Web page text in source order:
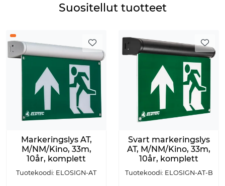
Suositellut tuotteet
Markeringslys AT,
M/NM/Kino, 33m,
10år, komplett
Tuotekoodi: ELOSIGN-AT
Svart markeringslys
AT, M/NM/Kino, 33m,
10år, komplett
Tuotekoodi: ELOSIGN-AT-B